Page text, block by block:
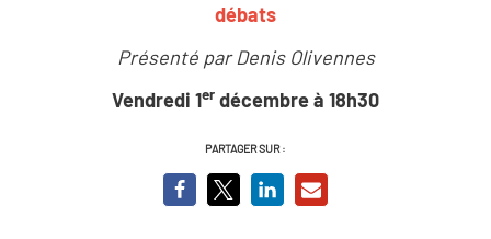
débats
Présenté par Denis Olivennes
Vendredi 1er décembre à 18h30
PARTAGER SUR :